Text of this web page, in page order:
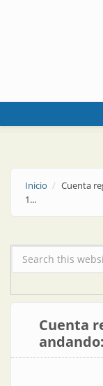
Inicio
Cuenta
1...
Formulario de
Cuenta